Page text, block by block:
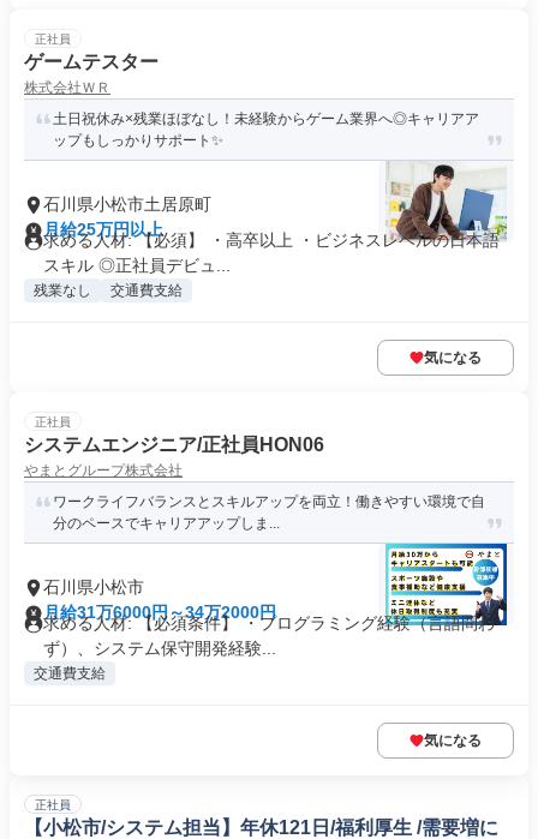
正社員
ゲームテスター
株式会社ＷＲ
土日祝休み×残業ほぼなし！未経験からゲーム業界へ◎キャリアア
ップもしっかりサポート✨
石川県小松市土居原町
月給25万円以上
求める人材: 【必須】 ・高卒以上 ・ビジネスレベルの日本語
スキル ◎正社員デビュ...
残業なし 交通費支給
気になる
正社員
システムエンジニア/正社員HON06
やまとグループ株式会社
ワークライフバランスとスキルアップを両立！働きやすい環境で自
分のペースでキャリアアップしま...
石川県小松市
月給31万6000円～34万2000円
求める人材: 【必須条件】 ・プログラミング経験（言語問わ
ず）、システム保守開発経験...
交通費支給
気になる
正社員
【小松市/システム担当】年休121日/福利厚生 /需要増に